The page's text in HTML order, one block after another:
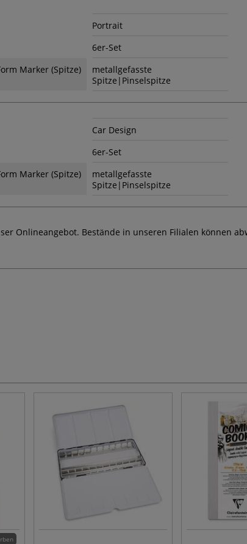
Portrait
6er-Set
Marker (Spitze)
metallgefasste
Spitze|Pinselspitze
Car Design
6er-Set
Marker (Spitze)
metallgefasste
Spitze|Pinselspitze
Onlineangebot. Bestände in unseren Filialen können